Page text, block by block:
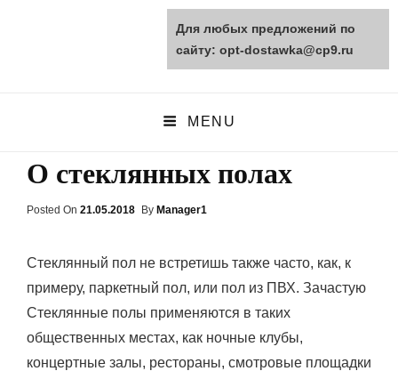
opt-dostawka.ru
MENU
О стеклянных полах
Posted On Posted
21.05.2018 By Manager1
Стеклянный пол не встретишь также часто, как, к
примеру, паркетный пол, или пол из ПВХ. Зачастую
Стеклянные полы применяются в таких
общественных местах, как ночные клубы,
концертные залы, рестораны, смотровые площадки
Для любых предложений по
сайту: opt-dostawka@cp9.ru